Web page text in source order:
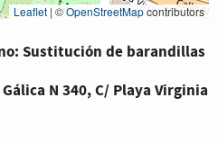
Leaflet | ©OpenStreetMapcontributors
Sustitución de barandillas
N 340, C/ Playa Virginia